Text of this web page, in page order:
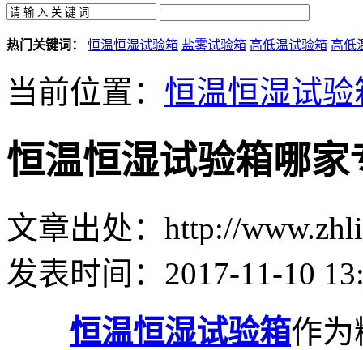
热门关键词： 恒温恒湿试验箱 盐雾试验箱 高低温试验箱 高低
当前位置： 恒温恒湿试验
恒温恒湿试验箱哪家
文章出处：http://
发表时间：2017-11-10
恒温恒湿试验箱作为